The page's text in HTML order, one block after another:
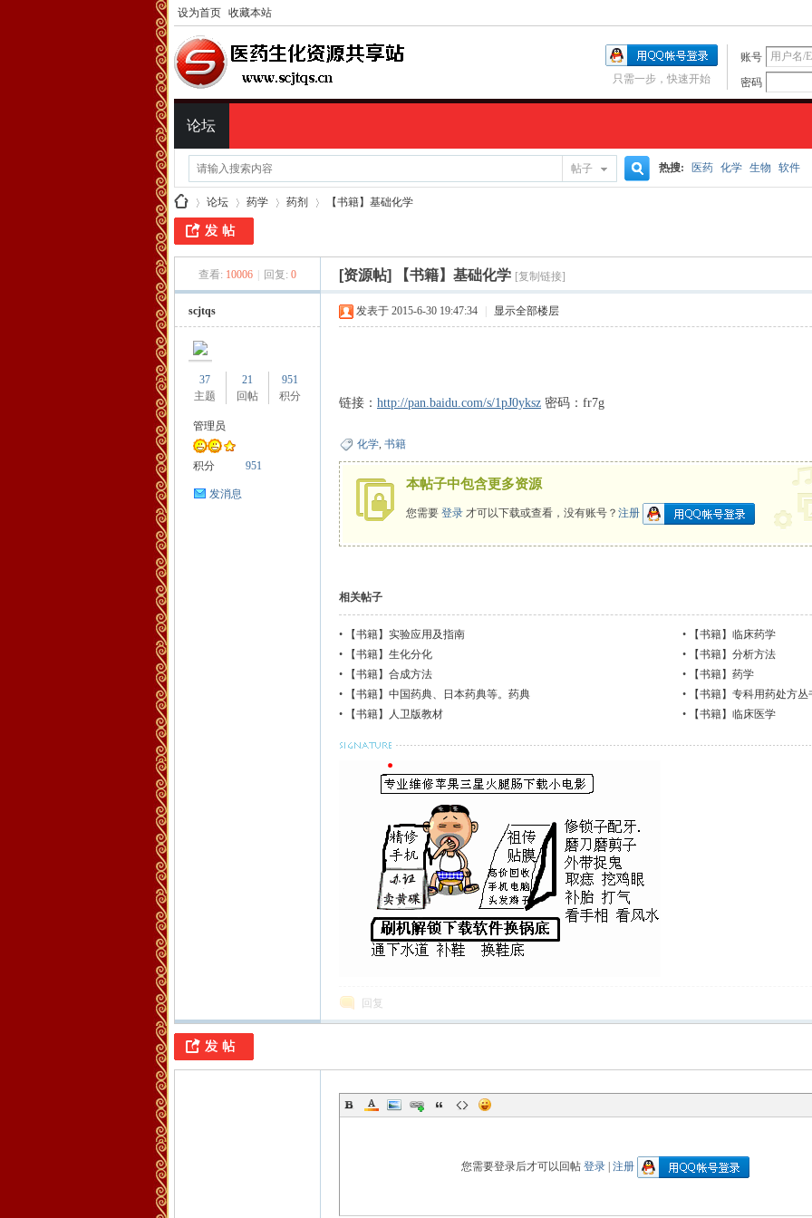
设为首页 收藏本站
账号
密码
只需一步，快速开始
论坛
帖子 热搜: 医药 化学 生物 软件
论坛
›
药学
›
药剂 【书籍】基础化学
查看: 10006 回复: 0 [资源帖] 【书籍】基础化学 [复制链接]
scjtqs
37
主题
21
回帖
951
积分
管理员
积分 951
发消息
发表于 2015-6-30 19:47:34 显示全部楼层
链接： http://pan.baidu.com/s/1pJ0yksz 密码：fr7g
化学, 书籍
本帖子中包含更多资源
您需要 登录 才可以下载或查看，没有账号？ 注册
相关帖子
• 【书籍】实验应用及指南 •
【书籍】临床药学
•
【书籍】生化分化 •
【书籍】分析方法
•
【书籍】合成方法 •
【书籍】药学
•
【书籍】中国药典、日本药典等。药典 •
【书籍】专科用药处方丛
•
【书籍】人卫版教材 • 【书籍】临床医学
回复
您需要登录后才可以回帖 登录| 注册